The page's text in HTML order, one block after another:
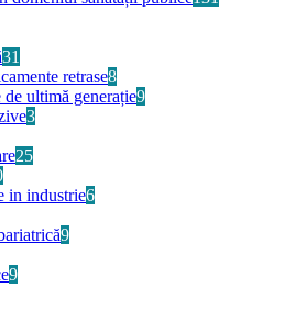
31
retrase8
ultimă generație9
3
25
in industrie6
9
9